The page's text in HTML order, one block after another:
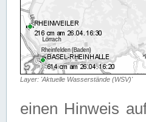
Layer: 'Aktuelle Wasserstände (WSV)'
einen Hinweis